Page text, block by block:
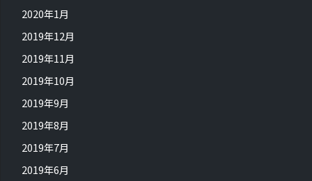
2020年1月
2019年12月
2019年11月
2019年10月
2019年9月
2019年8月
2019年7月
2019年6月